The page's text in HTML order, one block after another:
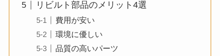
リビルト部品のメリット4選
費用が安い
環境に優しい
品質の高いパーツ